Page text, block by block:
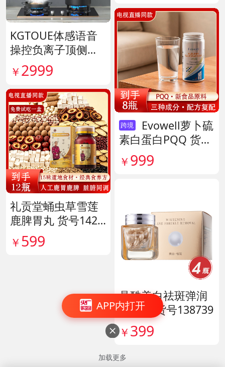
APP内打开

KGTOUE体感语音
操控负离子顶侧大
吸力烟机 货号1398
28
￥ 2999
礼贡堂蛹虫草雪莲
鹿脾胃丸 货号1420
09
￥ 599
跨境
Evowell萝卜硫
素白蛋白PQQ 货号
142042
￥ 999
晶酷美白祛斑弹润
精华油 货号138739
￥ 399
加载更多